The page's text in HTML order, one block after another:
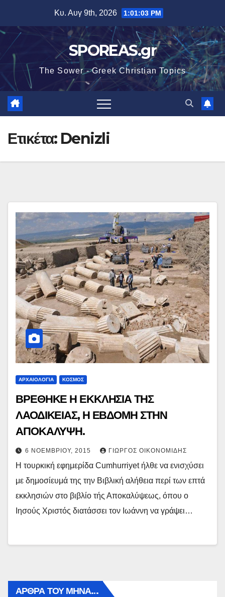
περιεχόμενο
Κυ. Αυγ 9th, 2026 1:01:04 PM
SPOREAS.gr
The Sower - Greek Christian Topics
Ετικέτα: Denizli
ΑΡΧΑΙΟΛΟΓΙΑ ΚΟΣΜΟΣ
ΒΡΕΘΗΚΕ Η ΕΚΚΛΗΣΙΑ ΤΗΣ
ΛΑΟΔΙΚΕΙΑΣ, Η ΕΒΔΟΜΗ ΣΤΗΝ
ΑΠΟΚΑΛΥΨΗ.
6 ΝΟΕΜΒΡΊΟΥ, 2015 ΓΙΏΡΓΟΣ ΟΙΚΟΝΟΜΊΔΗΣ
Η τουρκική εφημερίδα Cumhurriyet ήλθε να ενισχύσει
με δημοσίευμά της την Βιβλική αλήθεια περί των επτά
εκκλησιών στο βιβλίο τής Αποκαλύψεως, όπου ο
Ιησούς Χριστός διατάσσει τον Ιωάννη να γράψει…
ΑΡΘΡΑ ΤΟΥ ΜΉΝΑ…